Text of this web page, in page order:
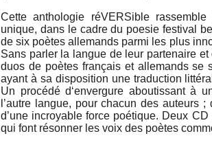
Cette anthologie réVERSible
unique, dans le cadre du poesie festival
de six poètes allemands parmi les plus
Sans parler la langue de leur partenaire
duos de poètes français et allemands se
ayant à sa disposition une traduction
Un procédé d‘envergure aboutissant à
l’autre langue, pour chacun des auteurs
d’une incroyable force poétique. Deux
qui font résonner les voix des poètes